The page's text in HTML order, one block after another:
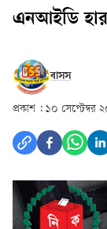
এনআইডি
বাসস
প্রকাশ : ১০ সেপ্টেম্বর